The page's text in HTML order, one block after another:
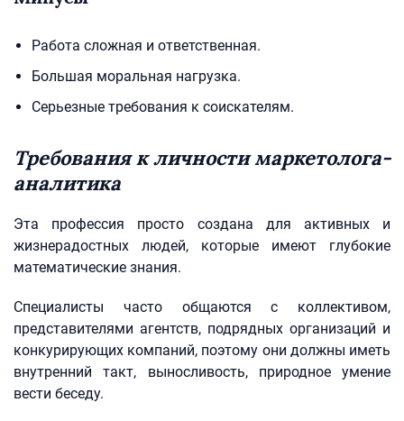
Работа сложная и ответственная.
Большая моральная нагрузка.
Серьезные требования к соискателям.
Требования к личности маркетолога-
аналитика
Эта профессия просто создана для активных и
жизнерадостных людей, которые имеют глубокие
математические знания.
Специалисты часто общаются с коллективом,
представителями агентств, подрядных организаций и
конкурирующих компаний, поэтому они должны иметь
внутренний такт, выносливость, природное умение
вести беседу.